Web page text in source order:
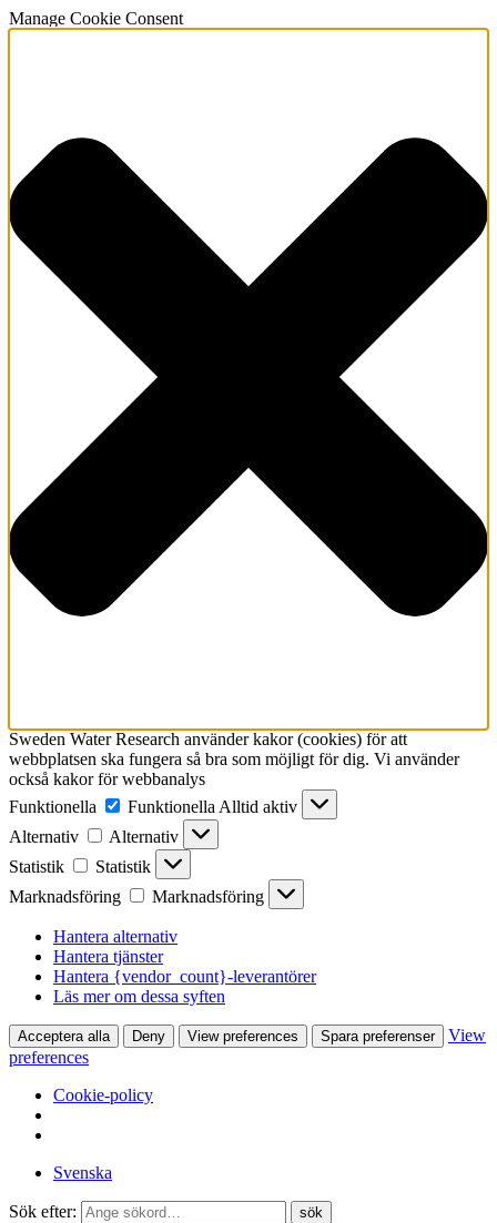
Manage Cookie Consent
Sweden Water Research använder kakor (cookies) för att
webbplatsen ska fungera så bra som möjligt för dig. Vi använder
också kakor för webbanalys
Funktionella
Funktionella Alltid aktiv
Alternativ
Alternativ
Statistik
Statistik
Marknadsföring
Marknadsföring
Hantera alternativ
Hantera tjänster
Hantera {vendor_count}-leverantörer
Läs mer om dessa syften
Acceptera alla Deny View preferences Spara preferenser
View
preferences
Cookie-policy
Svenska
Sök efter: